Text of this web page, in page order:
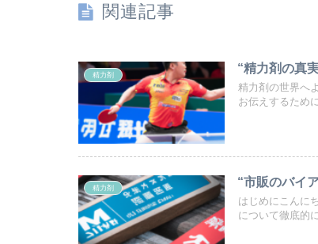
関連記事
精力剤 “精力剤の真
精力剤の世界へ
お伝えするため
精力剤 “市販のバイ
はじめにこんに
について徹底的